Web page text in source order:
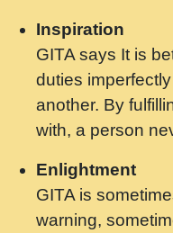
Saawariya.mp3
मर गनय न
ravinandan
मेरे मन हरी का
Rishikesh -
Maharaj.mp3
यह हसरत तलब
Talab Hai Bhav
Inspiration
GITA says It is
duties
another. By
with, a person
Enlightment
GITA is
warning,